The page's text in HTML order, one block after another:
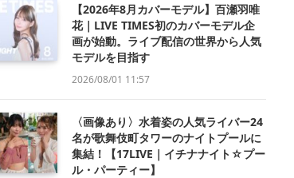
【2026年8月カバーモデル】百瀬羽唯
花｜LIVE TIMES初のカバーモデル企
画が始動。ライブ配信の世界から人気
モデルを目指す
2026/08/01 11:57
〈画像あり〉水着姿の人気ライバー24
名が歌舞伎町タワーのナイトプールに
集結！【17LIVE｜イチナナイト☆プー
ル・パーティー】